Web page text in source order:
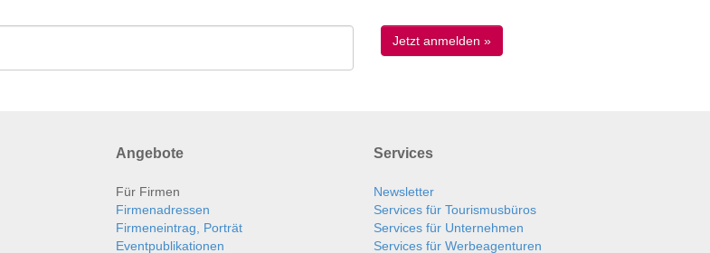
Angebote
Für Firmen
Firmenadressen
Firmeneintrag, Porträt
Eventpublikationen
Services
Newsletter
Services für Tourismusbüros
Services für Unternehmen
Services für Werbeagenturen